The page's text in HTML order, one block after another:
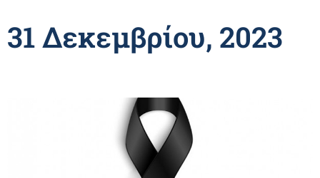
31 Δεκεμβρίου, 2023